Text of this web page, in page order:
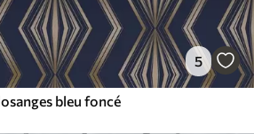
5
bleu foncé